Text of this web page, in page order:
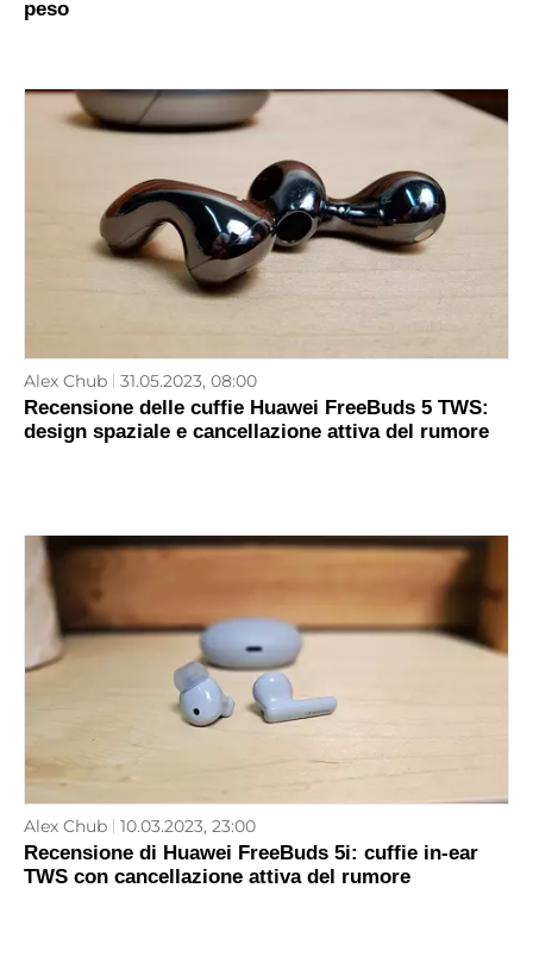
peso
Alex Chub 31.05.2023, 08:00
Recensione delle cuffie Huawei FreeBuds 5 TWS:
design spaziale e cancellazione attiva del rumore
Alex Chub 10.03.2023, 23:00
Recensione di Huawei FreeBuds 5i: cuffie in-ear
TWS con cancellazione attiva del rumore